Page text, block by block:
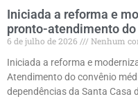
Iniciada a reforma e
pronto-atendimento do
6 de julho de 2026
Nenhum
Iniciada a reforma e
Atendimento do convênio
dependências da Santa Casa